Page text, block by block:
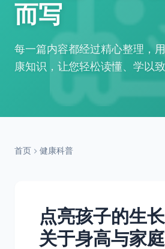
而写
每一篇内容都经过精心整理，
康知识，让您轻松读懂、学以致
首页 健康科普
点亮孩子的生
关于身高与家